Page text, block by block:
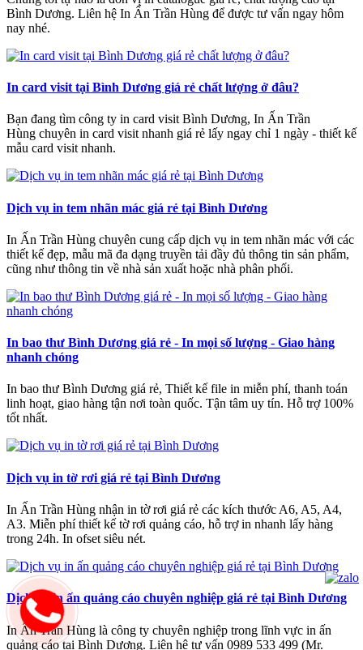
Bình Dương. Liên hệ In Ấn Trần Hùng để được tư vấn ngay hôm
nay nhé.
In card visit tại Bình Dương giá rẻ chất lượng ở đâu?
Bạn đang tìm công ty in card visit Bình Dương, In Ấn Trần
Hùng chuyên in card visit nhanh giá rẻ lấy ngay chỉ 1 ngày - thiết kế
mẫu card visit nhanh.
Dịch vụ in tem nhãn mác giá rẻ tại Bình Dương
In Ấn Trần Hùng chuyên cung cấp dịch vụ in tem nhãn mác với các
thiết kế đẹp, mẫu mã đa dạng truyền tải đầy đủ thông tin sản phẩm,
cũng như thông tin về nhà sản xuất hoặc nhà phân phối.
In bao thư Bình Dương giá rẻ - In mọi số lượng - Giao hàng
nhanh chóng
In bao thư Bình Dương giá rẻ, Thiết kế file in miễn phí, thanh toán
linh hoạt, giao hàng tận nơi toàn quốc. Tận tâm uy tín. Hỗ trợ 100%
tốt nhất.
Dịch vụ in tờ rơi giá rẻ tại Bình Dương
In Ấn Trần Hùng nhận in tờ rơi giá rẻ các kích thước A6, A5, A4,
A3. Miễn phí thiết kế tờ rơi quảng cáo, hỗ trợ in nhanh lấy hàng
trong 24h. In ofset siêu nét.
Dịch vụ in ấn quảng cáo chuyên nghiệp giá rẻ tại Bình Dương
In Ấn Trần Hùng là công ty chuyên nghiệp trong lĩnh vực in ấn
quảng cáo tại Bình Dương. Liên hệ tư vấn 0989 533 499 (Mr.